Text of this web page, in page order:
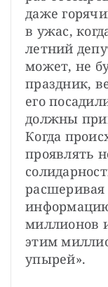
даже
в ужас,
летний
может, не
праздник,
его
должны
Когда
проявлять
миллионов
этим
упырей».